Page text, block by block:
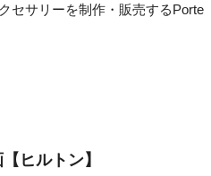
セサリーを制作・販売するPorte
ヒルトン】